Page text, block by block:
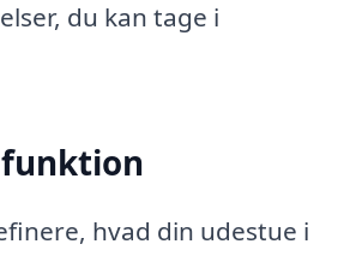
du kan tage i
hvad din udestue i